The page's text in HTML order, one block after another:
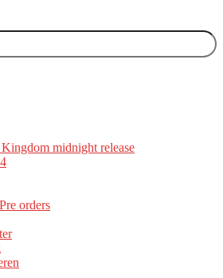
midnight release
orders